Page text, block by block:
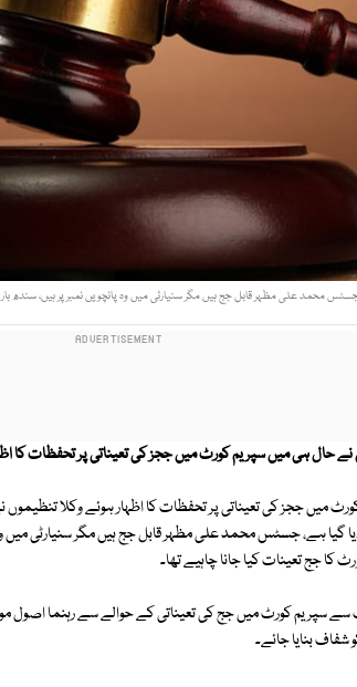
محمد علی مظہر قابل جج ہیں مگر سنیارٹی میں وہ پانچویں نمبر پر ہیں، سندھ بار
نے حال ہی میں سپریم کورٹ میں ججز کی تعیناتی پر تحفظات کا
میں ججز کی تعیناتی پر تحفظات کا اظہار ہوئے وکلا
گیا ہے، جسٹس محمد علی مظہر قابل جج ہیں مگر سنیارٹی
جج تعینات کیا جانا چاہیے تھا۔
سے سپریم کورٹ میں جج کی تعیناتی کے حوالے سے رہنما
بنایا جائے۔